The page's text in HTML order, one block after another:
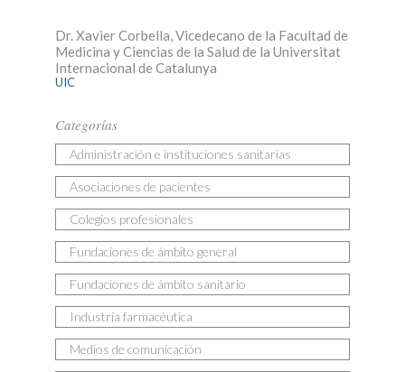
Dr. Xavier Corbella, Vicedecano de la Facultad de
Medicina y Ciencias de la Salud de la Universitat
Internacional de Catalunya
UIC
Categorías
Administración e instituciones sanitarias
Asociaciones de pacientes
Colegios profesionales
Fundaciones de ámbito general
Fundaciones de ámbito sanitario
Industria farmacéutica
Medios de comunicación